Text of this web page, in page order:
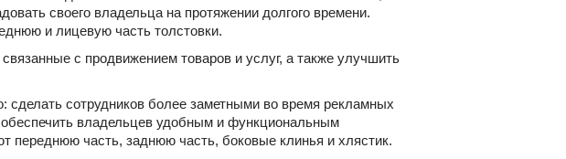
своего владельца на протяжении долгого времени.
и лицевую часть толстовки.
с продвижением товаров и услуг, а также улучшить
сделать сотрудников более заметными во время рекламных
владельцев удобным и функциональным
часть, заднюю часть, боковые клинья и хлястик.